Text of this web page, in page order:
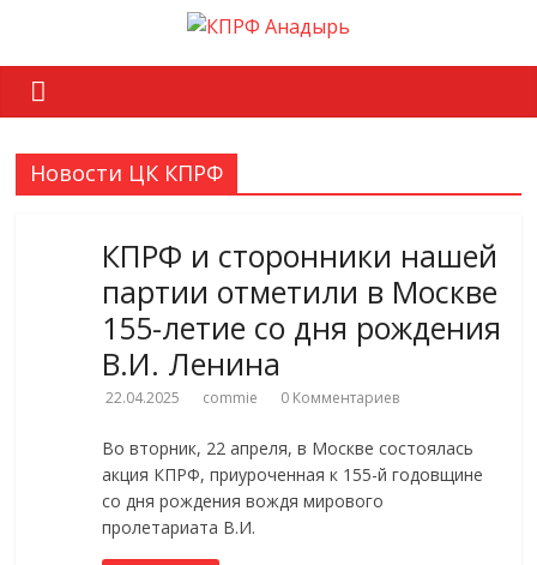
Новости ЦК КПРФ
КПРФ и сторонники нашей
партии отметили в Москве
155-летие со дня рождения
В.И. Ленина
22.04.2025 commie 0 Комментариев
Во вторник, 22 апреля, в Москве состоялась
акция КПРФ, приуроченная к 155-й годовщине
со дня рождения вождя мирового
пролетариата В.И.